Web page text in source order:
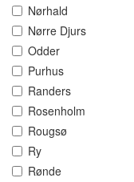
Nørhald
Nørre Djurs
Odder
Purhus
Randers
Rosenholm
Rougsø
Ry
Rønde